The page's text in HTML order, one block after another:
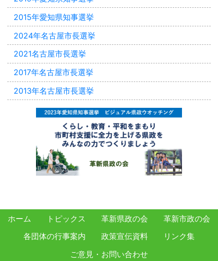
2015年愛知県知事選挙
2024年名古屋市長選挙
2021名古屋市長選挙
2017年名古屋市長選挙
2013年名古屋市長選挙
ホーム トピックス 革新県政の会
革新市政の会
各団体の行事案内
政策宣伝資料
リンク集
ご意見・お問い合わせ